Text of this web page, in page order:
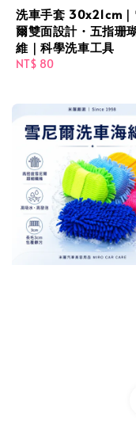
洗車手套 30x21cm
爾雙面設計・五指珊
維｜科學洗車工具
Regular
NT$ 80